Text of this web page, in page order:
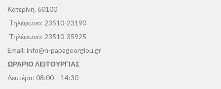
Κατερίνη, 60100
Τηλέφωνο: 23510-23190
Τηλέφωνο: 23510-35925
Email: info@n-papageorgiou.gr
ΩΡΑΡΙΟ ΛΕΙΤΟΥΡΓΙΑΣ
Δευτέρα: 08:00 – 14:30